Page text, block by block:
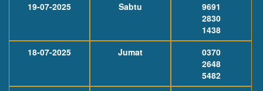
19-07-2025
Sabtu
9691
2830
1438
18-07-2025
Jumat
0370
2648
5482